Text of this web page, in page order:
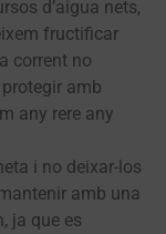
d’aigua nets,
fructificar
corrent no
amb
any rere any
i no deixar-los
amb una
ja que es